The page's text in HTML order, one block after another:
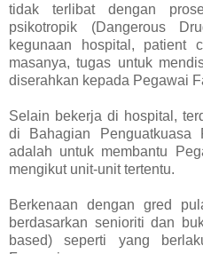
tidak terlibat dengan
psikotropik (Dangerous
kegunaan hospital, patient
masanya, tugas untuk
diserahkan kepada Pegawai
Selain bekerja di hospital,
di Bahagian Penguatkuasa
adalah untuk membantu
mengikut unit-unit tertentu.
Berkenaan dengan gred
berdasarkan senioriti dan
based) seperti yang